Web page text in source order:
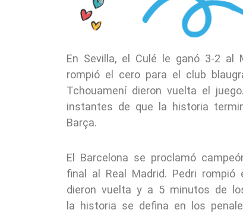
En Sevilla, el Culé le ganó 3-2 al
rompió el cero para el club
Tchouamení dieron vuelta el
instantes de que la historia
Barça.
El Barcelona se proclamó
final al Real Madrid. Pedri
dieron vuelta y a 5 minutos de
la historia se defina en los